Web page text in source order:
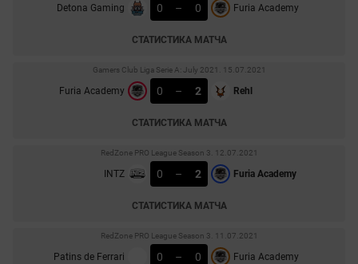
Detona Gaming 0 – 0 Furia Academy
СТАТИСТИКА МАТЧА
Gamers Club Liga Serie A: July 2021. 15.07.2021
Furia Academy 0 – 2 Rehl
СТАТИСТИКА МАТЧА
RedZone PRO League Season 3. 12.07.2021
INTZ 0 – 2 Furia Academy
СТАТИСТИКА МАТЧА
RedZone PRO League Season 3. 11.07.2021
Patins de Ferrari 0 – 0 Furia Academy